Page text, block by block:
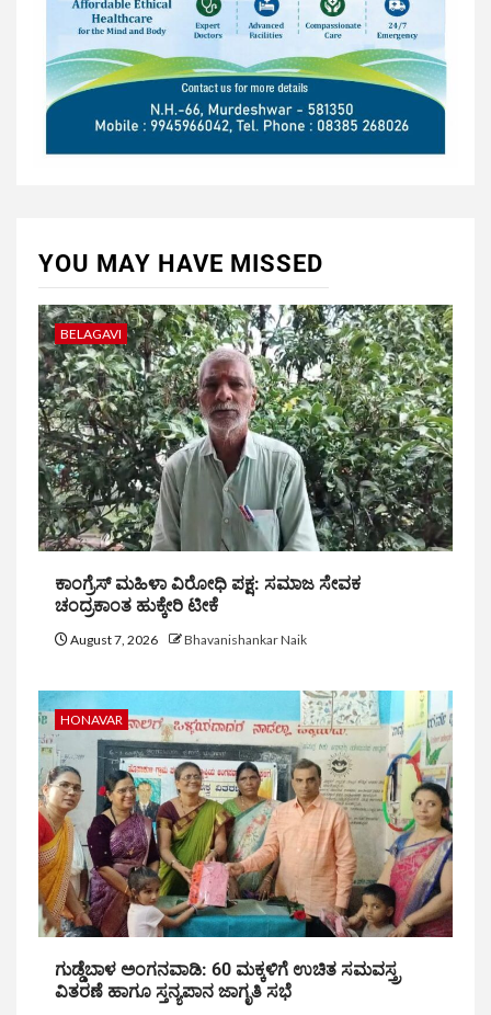
YOU MAY HAVE MISSED
BELAGAVI
ಕಾಂಗ್ರೆಸ್ ಮಹಿಳಾ ವಿರೋಧಿ ಪಕ್ಷ: ಸಮಾಜ ಸೇವಕ
ಚಂದ್ರಕಾಂತ ಹುಕ್ಕೇರಿ ಟೀಕೆ
August 7, 2026 Bhavanishankar Naik
HONAVAR
ಗುಡ್ಡೆಬಾಳ ಅಂಗನವಾಡಿ: 60 ಮಕ್ಕಳಿಗೆ ಉಚಿತ ಸಮವಸ್ತ್ರ
ವಿತರಣೆ ಹಾಗೂ ಸ್ತನ್ಯಪಾನ ಜಾಗೃತಿ ಸಭೆ